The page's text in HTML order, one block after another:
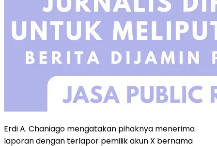
Erdi A. Chaniago mengatakan pihaknya menerima
laporan dengan terlapor pemilik akun X bernama